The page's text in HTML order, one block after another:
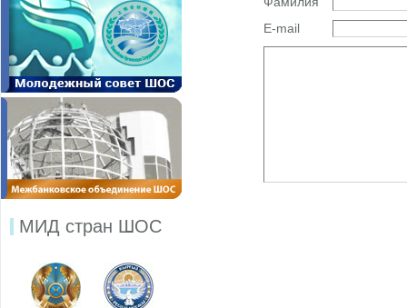
МИД стран ШОС
E-mail